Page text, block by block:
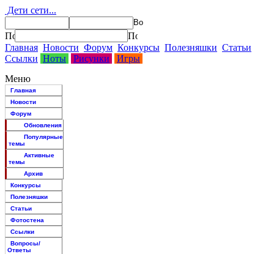
Дети сети...
Главная Новости Форум Конкурсы Полезняшки Статьи
Ссылки Ноты Рисунки
Игры
Меню
Главная
Новости
Форум
Обновления
Популярные
темы
Активные
темы
Архив
Конкурсы
Полезняшки
Статьи
Фотостена
Ссылки
Вопросы/
Ответы